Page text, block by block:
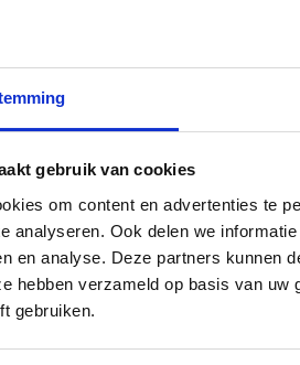
gebruik van cookies
om content en advertenties te
analyseren. Ook delen we
en analyse. Deze partners kunnen
hebben verzameld op basis van
gebruiken.
niet
De dga
tegen een
dga
De
De
hoofdsom,
verschil is
bedongen